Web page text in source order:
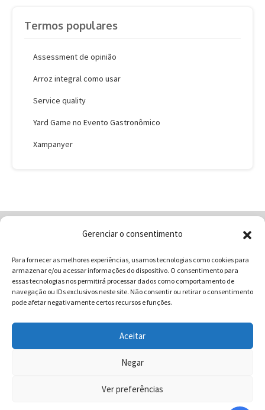
Gerenciar o consentimento
Para fornecer as melhores experiências, usamos tecnologias como cookies para
armazenar e/ou acessar informações do dispositivo. O consentimento para
essas tecnologias nos permitirá processar dados como comportamento de
navegação ou IDs exclusivos neste site. Não consentir ou retirar o consentimento
pode afetar negativamente certos recursos e funções.
Aceitar
Negar
Ver preferências
Termos populares
Assessment de opinião
Arroz integral como usar
Service quality
Yard Game no Evento Gastronômico
Xampanyer
Contatos
Receitas
Blog
Vocabulário da Gastronomia
COMUNICAR - Comunicação e Marketing | CNPJ:
03.013.350/0001-80 | Rua 82 Nº99 Qd. F13 Lt. 13 Sala 01 - Setor
996358681 - CEP: 74.083-010 | © 2025 COMUNICAR.COM.BR